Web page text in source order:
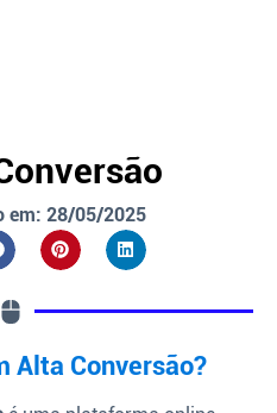
em: 28/05/2025
Alta Conversão?